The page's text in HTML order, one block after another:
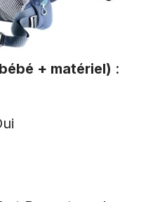
+ matériel) :